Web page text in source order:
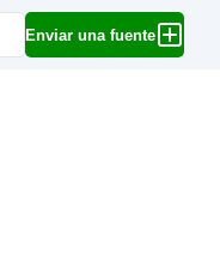
Enviar una fuente